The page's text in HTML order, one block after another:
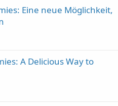
Eine neue Möglichkeit,
A Delicious Way to